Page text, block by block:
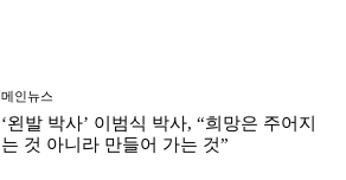
메인뉴스
‘왼발 박사’ 이범식 박사, “희망은 주어지
는 것 아니라 만들어 가는 것”